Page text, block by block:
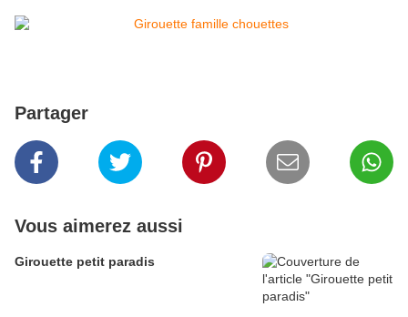
Partager
Vous aimerez aussi
Girouette petit paradis